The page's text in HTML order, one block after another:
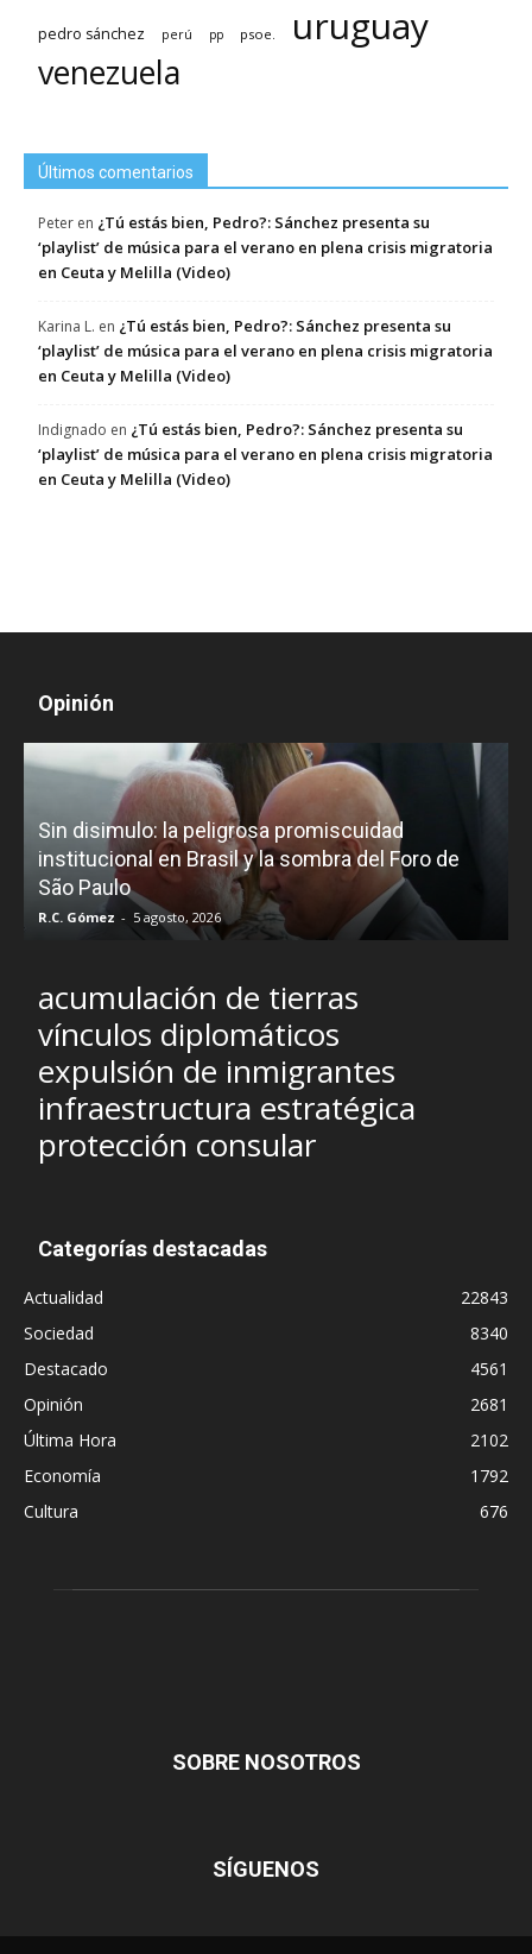
pedro sánchez perú pp psoe. uruguay
venezuela
Últimos comentarios
Peter en ¿Tú estás bien, Pedro?: Sánchez presenta su
‘playlist’ de música para el verano en plena crisis migratoria
en Ceuta y Melilla (Video)
Karina L. en ¿Tú estás bien, Pedro?: Sánchez presenta su
‘playlist’ de música para el verano en plena crisis migratoria
en Ceuta y Melilla (Video)
Indignado en ¿Tú estás bien, Pedro?: Sánchez presenta su
‘playlist’ de música para el verano en plena crisis migratoria
en Ceuta y Melilla (Video)
Opinión
Sin disimulo: la peligrosa promiscuidad
institucional en Brasil y la sombra del Foro de
São Paulo
R.C. Gómez - 5 agosto, 2026
acumulación de tierras
vínculos diplomáticos
expulsión de inmigrantes
infraestructura estratégica
protección consular
Categorías destacadas
Actualidad
22843
Sociedad
8340
Destacado
4561
Opinión
2681
Última Hora
2102
Economía
1792
Cultura
676
SOBRE NOSOTROS
SÍGUENOS